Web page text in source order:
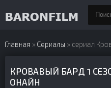
Главная » Сериалы » сериал
КРОВАВЫЙ БАРД 1
ОНАЙН